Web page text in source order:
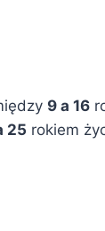
9 a 16
25 rokiem